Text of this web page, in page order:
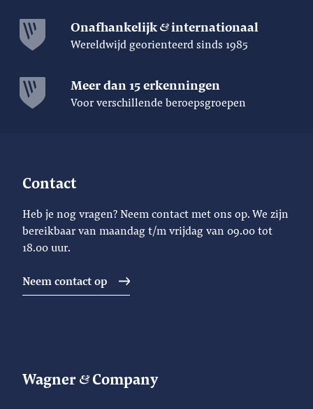
Onafhankelijk internationaal
Wereldwijd georienteerd sinds 1985
Meer dan 15 erkenningen
Voor verschillende beroepsgroepen
Contact
Heb je nog vragen? Neem contact met ons op. We zijn
bereikbaar van maandag t/m vrijdag van 09.00 tot
18.00 uur.
Neem contact op
Wagner Company